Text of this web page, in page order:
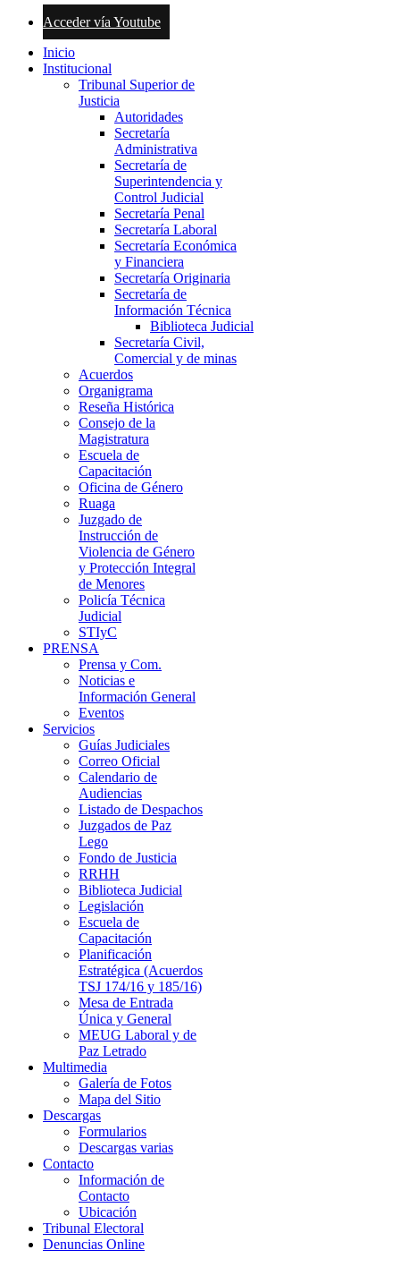
Acceder vía Youtube
Inicio
Institucional
Tribunal Superior de
Justicia
Autoridades
Secretaría
Administrativa
Secretaría de
Superintendencia y
Control Judicial
Secretaría Penal
Secretaría Laboral
Secretaría Económica
y Financiera
Secretaría Originaria
Secretaría de
Información Técnica
Biblioteca Judicial
Secretaría Civil,
Comercial y de minas
Acuerdos
Organigrama
Reseña Histórica
Consejo de la
Magistratura
Escuela de
Capacitación
Oficina de Género
Ruaga
Juzgado de
Instrucción de
Violencia de Género
y Protección Integral
de Menores
Policía Técnica
Judicial
STIyC
PRENSA
Prensa y Com.
Noticias e
Información General
Eventos
Servicios
Guías Judiciales
Correo Oficial
Calendario de
Audiencias
Listado de Despachos
Juzgados de Paz
Lego
Fondo de Justicia
RRHH
Biblioteca Judicial
Legislación
Escuela de
Capacitación
Planificación
Estratégica (Acuerdos
TSJ 174/16 y 185/16)
Mesa de Entrada
Única y General
MEUG Laboral y de
Paz Letrado
Multimedia
Galería de Fotos
Mapa del Sitio
Descargas
Formularios
Descargas varias
Contacto
Información de
Contacto
Ubicación
Tribunal Electoral
Denuncias Online